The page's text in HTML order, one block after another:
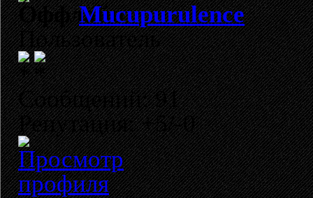
Mucupurulence
Пользователь
Сообщений: 91
Репутация: +5/-0